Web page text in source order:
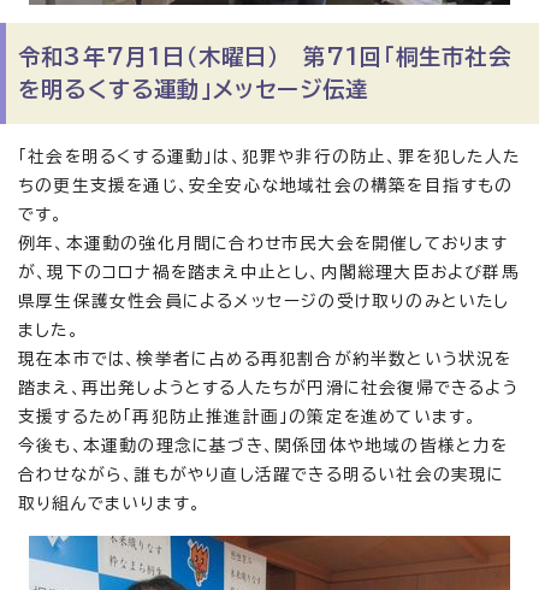
令和3年7月1日（木曜日） 第71回「桐生市社会
を明るくする運動」メッセージ伝達
「社会を明るくする運動」は、犯罪や非行の防止、罪を犯した人た
ちの更生支援を通じ、安全安心な地域社会の構築を目指すもの
です。
例年、本運動の強化月間に合わせ市民大会を開催しております
が、現下のコロナ禍を踏まえ中止とし、内閣総理大臣および群馬
県厚生保護女性会員によるメッセージの受け取りのみといたし
ました。
現在本市では、検挙者に占める再犯割合が約半数という状況を
踏まえ、再出発しようとする人たちが円滑に社会復帰できるよう
支援するため「再犯防止推進計画」の策定を進めています。
今後も、本運動の理念に基づき、関係団体や地域の皆様と力を
合わせながら、誰もがやり直し活躍できる明るい社会の実現に
取り組んでまいります。